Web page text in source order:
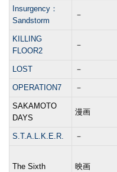
Insurgency：
Sandstorm
－
KILLING
FLOOR2
－
LOST －
OPERATION7 －
SAKAMOTO
DAYS
漫画
S.T.A.L.K.E.R. －
The Sixth 映画